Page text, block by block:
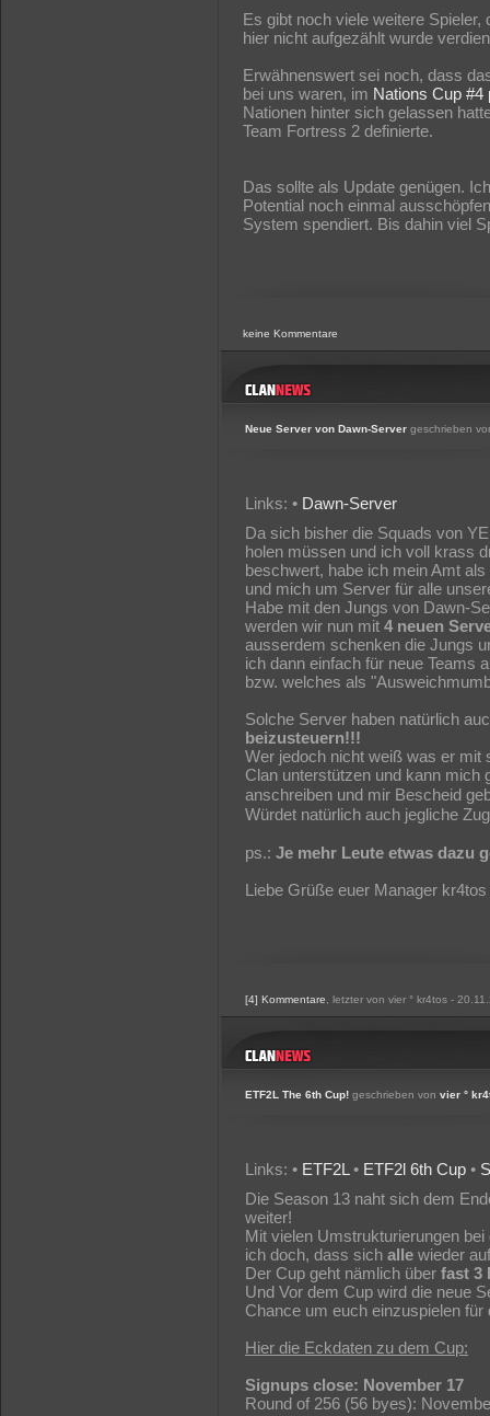
Es gibt noch viele weitere
hier nicht aufgezählt wurde
Erwähnenswert sei noch, dass
bei uns waren, im Nations Cup
Nationen hinter sich gelassen
Team Fortress 2 definierte.
Das sollte als Update genügen.
Potential noch einmal
System spendiert. Bis dahin viel
keine Kommentare
Neue Server von Dawn-Server geschrieben
Links: • Dawn-Server
Da sich bisher die Squads von
holen müssen und ich voll krass
beschwert, habe ich mein Amt
und mich um Server für alle
Habe mit den Jungs von Dawn-
werden wir nun mit 4 neuen
ausserdem schenken die Jungs
ich dann einfach für neue Teams
bzw. welches als
Solche Server haben natürlich
beizusteuern!!!
Wer jedoch nicht weiß was er mit
Clan unterstützen und kann mich
anschreiben und mir Bescheid
Würdet natürlich auch jegliche
ps.: Je mehr Leute etwas dazu
Liebe Grüße euer Manager kr4tos
[4] Kommentare , letzter von vier ° kr4tos -
ETF2L The 6th Cup! geschrieben von vier °
Links: • ETF2L • ETF2l 6th Cup •
Die Season 13 naht sich dem
weiter!
Mit vielen Umstrukturierungen
ich doch, dass sich alle wieder
Der Cup geht nämlich über fast 3
Und Vor dem Cup wird die neue
Chance um euch einzuspielen für
Hier die Eckdaten zu dem Cup:
Signups close: November 17
Round of 256 (56 byes):